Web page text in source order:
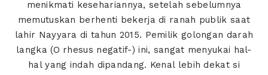
menikmati kesehariannya, setelah sebelumnya
memutuskan berhenti bekerja di ranah publik saat
lahir Nayyara di tahun 2015. Pemilik golongan darah
langka (O rhesus negatif-) ini, sangat menyukai hal-
hal yang indah dipandang. Kenal lebih dekat si